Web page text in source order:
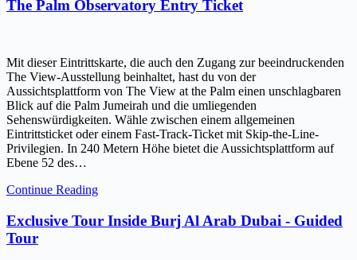
The Palm Observatory Entry Ticket
Mit dieser Eintrittskarte, die auch den Zugang zur beeindruckenden
The View-Ausstellung beinhaltet, hast du von der
Aussichtsplattform von The View at the Palm einen unschlagbaren
Blick auf die Palm Jumeirah und die umliegenden
Sehenswürdigkeiten. Wähle zwischen einem allgemeinen
Eintrittsticket oder einem Fast-Track-Ticket mit Skip-the-Line-
Privilegien. In 240 Metern Höhe bietet die Aussichtsplattform auf
Ebene 52 des…
Continue Reading
Exclusive Tour Inside Burj Al Arab Dubai - Guided
Tour